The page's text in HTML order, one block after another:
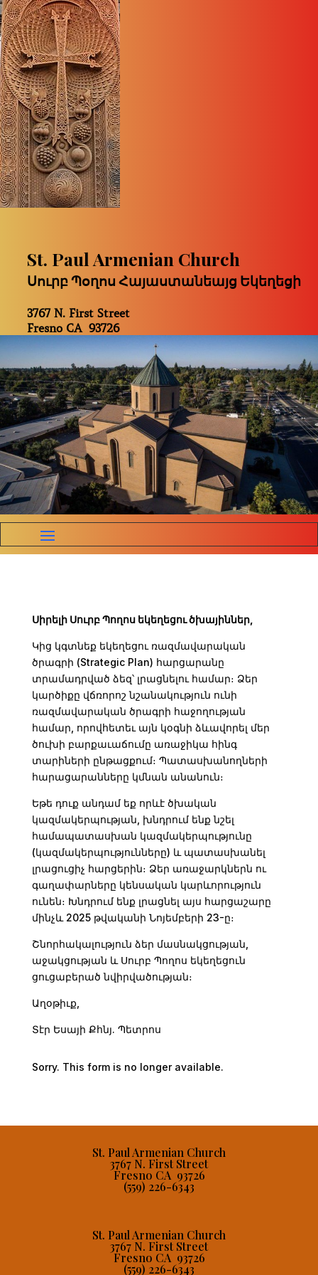
St. Paul Armenian Church
Սուրբ Պօղոս Հայաստանեայց Եկեղեցի
3767 N. First Street
Fresno CA 93726
Սիրելի Սուրբ Պողոս եկեղեցու ծխայիններ,
Կից կգտնեք եկեղեցու ռազմավարական
ծրագրի (Strategic Plan) հարցարանը
տրամադրված ձեզ՝ լրացնելու համար։ Ձեր
կարծիքը վճռորոշ նշանակություն ունի
ռազմավարական ծրագրի հաջողության
համար, որովհետեւ այն կօգնի ձևավորել մեր
ծուխի բարքաւաճումը առաջիկա հինգ
տարիների ընթացքում։ Պատասխանողների
հարացարանները կմնան անանուն։
Եթե դուք անդամ եք որևէ ծխական
կազմակերպության, խնդրում ենք նշել
համապատասխան կազմակերպությունը
(կազմակերպությունները) և պատասխանել
լրացուցիչ հարցերին։ Ձեր առաջարկներն ու
գաղափարները կենսական կարևորություն
ունեն։ Խնդրում ենք լրացնել այս հարցաշարը
մինչև 2025 թվականի Նոյեմբերի 23-ը։
Շնորհակալություն ձեր մասնակցության,
աջակցության և Սուրբ Պողոս եկեղեցուն
ցուցաբերած նվիրվածության։
Աղօթիւք,
Տէր Եսայի Քհնյ. Պետրոս
Sorry. This form is no longer available.
St. Paul Armenian Church
3767 N. First Street
Fresno CA 93726
(559) 226-6343
St. Paul Armenian Church
3767 N. First Street
Fresno CA 93726
(559) 226-6343